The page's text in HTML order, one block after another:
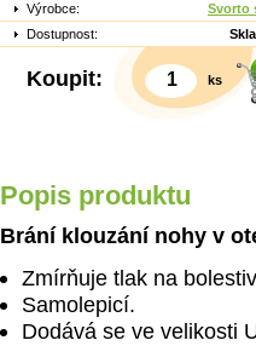
Výrobce:
Svorto
Dostupnost:
Koupit: ks
Popis produktu
Brání klouzání nohy v
Zmírňuje tlak na
Samolepicí.
Dodává se ve velikosti